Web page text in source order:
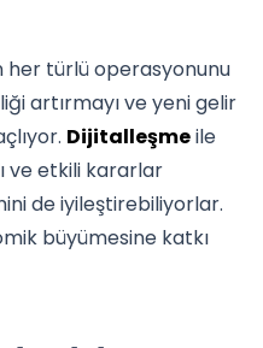
her türlü operasyonunu
artırmayı ve yeni gelir
Dijitalleşmeile
ve etkili kararlar
de iyileştirebiliyorlar.
büyümesine katkı